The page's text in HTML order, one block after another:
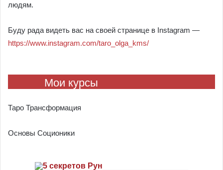
людям.
Буду рада видеть вас на своей странице в Instagram —
https://www.instagram.com/taro_olga_kms/
Мои курсы
Таро Трансформация
Основы Соционики